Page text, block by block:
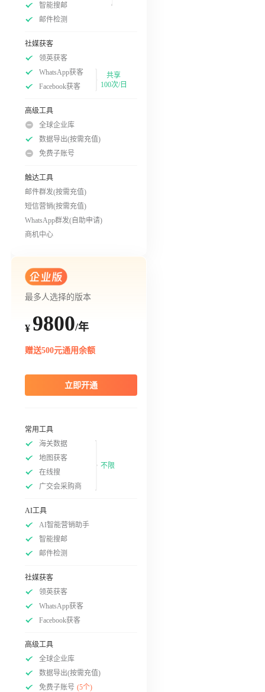
智能搜邮
邮件检测
社媒获客
领英获客
WhatsApp获客
Facebook获客
共享
100次/日
高级工具
全球企业库
数据导出(按需充值)
免费子账号
触达工具
邮件群发(按需充值)
短信营销(按需充值)
WhatsApp群发(自助申请)
商机中心
最多人选择的版本
¥ 9800/年
赠送500元通用余额
立即开通
常用工具
海关数据
地图获客
在线搜
广交会采购商
不限
AI工具
AI智能营销助手
智能搜邮
邮件检测
社媒获客
领英获客
WhatsApp获客
Facebook获客
高级工具
全球企业库
数据导出(按需充值)
免费子账号 (5个)